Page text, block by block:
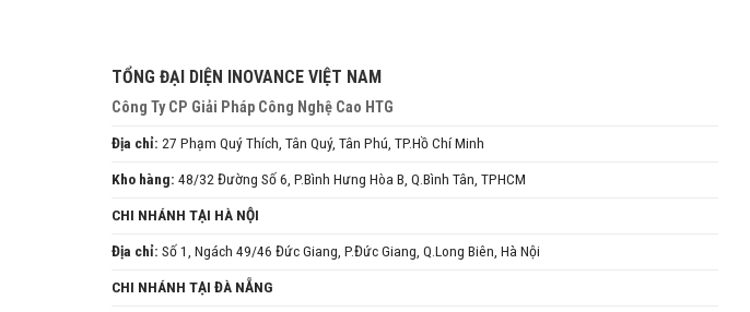
TỔNG ĐẠI DIỆN INOVANCE VIỆT NAM
Công Ty CP Giải Pháp Công Nghệ Cao HTG
Địa chỉ: 27 Phạm Quý Thích, Tân Quý, Tân Phú, TP.Hồ Chí Minh
Kho hàng: 48/32 Đường Số 6, P.Bình Hưng Hòa B, Q.Bình Tân, TPHCM
CHI NHÁNH TẠI HÀ NỘI
Địa chỉ: Số 1, Ngách 49/46 Đức Giang, P.Đức Giang, Q.Long Biên, Hà Nội
CHI NHÁNH TẠI ĐÀ NẴNG